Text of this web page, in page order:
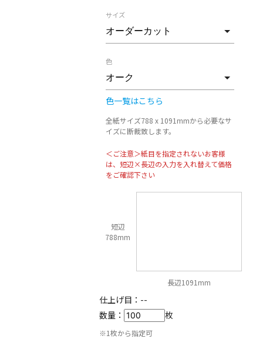
サイズ
色
色一覧はこちら
全紙サイズ788 x 1091mmから必要なサ
イズに断裁致します。
＜ご注意＞紙目を指定されないお客様
は、短辺×長辺の入力を入れ替えて価格
をご確認下さい
短辺
788mm
長辺1091mm
仕上げ目： --
数量：
枚
※1枚から指定可